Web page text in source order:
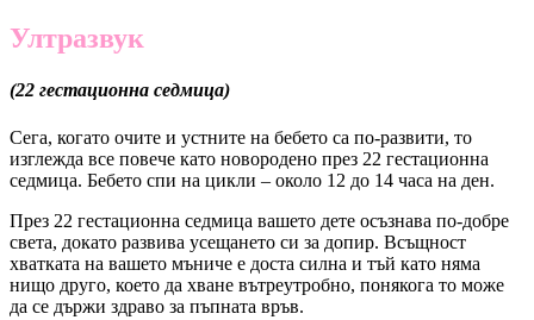
Ултразвук
(22 гестационна седмица)
Сега, когато очите и устните на бебето са по-развити, то
изглежда все повече като новородено през 22 гестационна
седмица. Бебето спи на цикли – около 12 до 14 часа на ден.
През 22 гестационна седмица вашето дете осъзнава по-добре
света, докато развива усещането си за допир. Всъщност
хватката на вашето мъниче е доста силна и тъй като няма
нищо друго, което да хване вътреутробно, понякога то може
да се държи здраво за пъпната връв.